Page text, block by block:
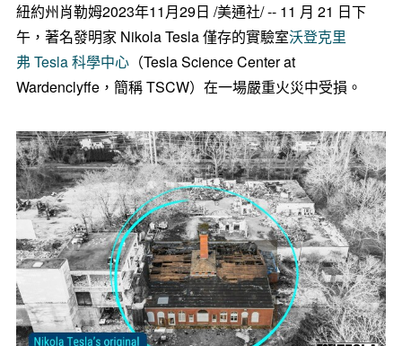
紐約州肖勒姆2023年11月29日 /美通社/ -- 11 月 21 日下
午，著名發明家 Nikola Tesla 僅存的實驗室沃登克里
弗 Tesla 科學中心（Tesla Science Center at
Wardenclyffe，簡稱 TSCW）在一場嚴重火災中受損。